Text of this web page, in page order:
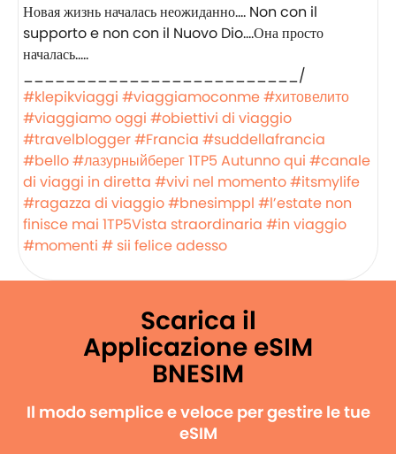
Новая жизнь началась неожиданно…. Non con il
supporto e non con il Nuovo Dio….Она просто
началась…..
__________________________/
#klepikviaggi #viaggiamoconme#хитовелито
#viaggiamo oggi #obiettivi di viaggio
#travelblogger#Francia #suddellafrancia
#bello#лазурныйберег1TP5 Autunno qui #canale
di viaggi in diretta #vivi nel momento#itsmylife
#ragazza di viaggio#bnesimppl #l’estate non
finisce mai 1TP5Vista straordinaria #in viaggio
#momenti # sii felice adesso
Scarica il
Applicazione eSIM
BNESIM
Il modo semplice e veloce per gestire le tue
eSIM